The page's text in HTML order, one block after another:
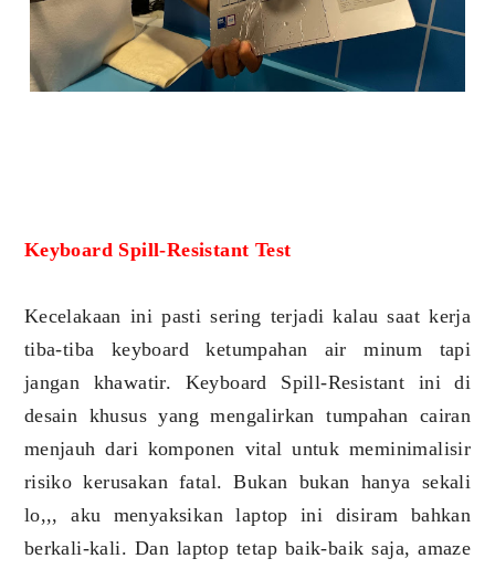
Keyboard Spill-Resistant Test
Kecelakaan ini pasti sering terjadi kalau saat kerja
tiba-tiba keyboard ketumpahan air minum tapi
jangan khawatir. Keyboard Spill-Resistant ini di
desain khusus yang mengalirkan tumpahan cairan
menjauh dari komponen vital untuk meminimalisir
risiko kerusakan fatal. Bukan bukan hanya sekali
lo,,, aku menyaksikan laptop ini disiram bahkan
berkali-kali. Dan laptop tetap baik-baik saja, amaze